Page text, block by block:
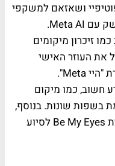
ושאזאם למשקפי
Ray-Ban Meta, ומשפרת את הממשק עם Meta AI.
זיכרון מיקומים
את העוזר האישי
בצורה טבעית יותר, ללא צורך באמירת "היי Meta".
חשוב, כמו מיקום
בשפות שונות. בנוסף,
מטא משתפת פעולה עם אפליקציית Be My Eyes לסיוע